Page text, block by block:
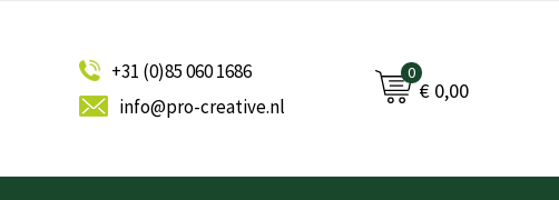
+31 (0)85 060 1686
info@pro-creative.nl
0
€ 0,00